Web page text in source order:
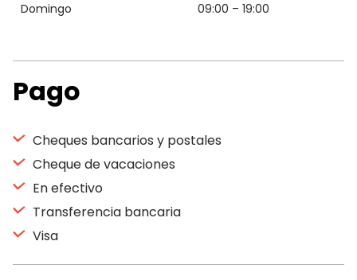
Domingo
09:00 – 19:00
Pago
Cheques bancarios y postales
Cheque de vacaciones
En efectivo
Transferencia bancaria
Visa